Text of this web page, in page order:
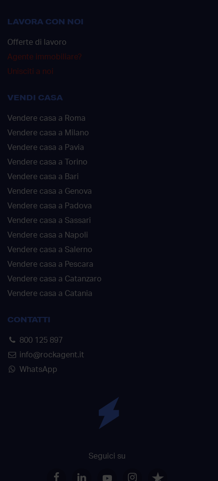
LAVORA CON NOI
Offerte di lavoro
Agente immobiliare?
Unisciti a noi
VENDI CASA
Vendere casa a Roma
Vendere casa a Milano
Vendere casa a Pavia
Vendere casa a Torino
Vendere casa a Bari
Vendere casa a Genova
Vendere casa a Padova
Vendere casa a Sassari
Vendere casa a Napoli
Vendere casa a Salerno
Vendere casa a Pescara
Vendere casa a Catanzaro
Vendere casa a Catania
CONTATTI
800 125 897
info@rockagent.it
WhatsApp
Seguici su